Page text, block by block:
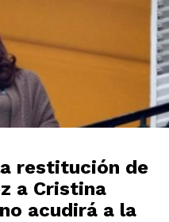
restitución de
a Cristina
acudirá a la